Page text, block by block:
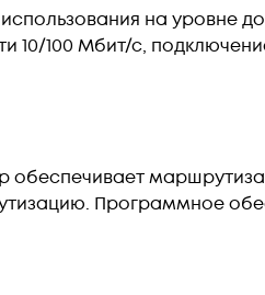
на уровне
100 Мбит/с,
обеспечивает
Программное